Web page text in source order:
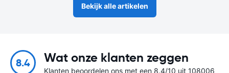
Bekijk alle artikelen
8.4 Wat onze klanten zeggen
Klanten beoordelen ons met een 8.4/10 uit 108006